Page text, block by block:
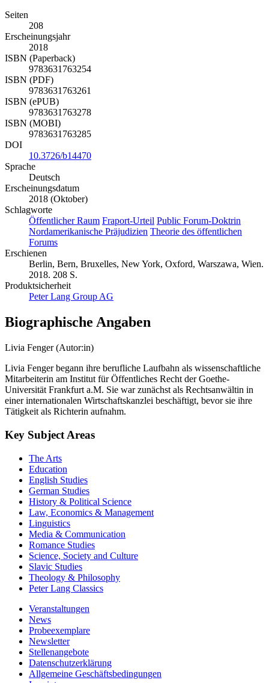
Seiten
208
Erscheinungsjahr
2018
ISBN (Paperback)
9783631763254
ISBN (PDF)
9783631763261
ISBN (ePUB)
9783631763278
ISBN (MOBI)
9783631763285
DOI
10.3726/b14470
Sprache
Deutsch
Erscheinungsdatum
2018 (Oktober)
Schlagworte
Öffentlicher Raum Fraport-Urteil Public Forum-Doktrin
Nordamerikanische Präjudizien Theorie des öffentlichen
Forums
Erschienen
Berlin, Bern, Bruxelles, New York, Oxford, Warszawa, Wien.
2018. 208 S.
Produktsicherheit
Peter Lang Group AG
Biographische Angaben
Livia Fenger (Autor:in)
Livia Fenger begann ihre berufliche Laufbahn als wissenschaftliche
Mitarbeiterin am Institut für Öffentliches Recht der Goethe-
Universität Frankfurt a.M. Sie war zunächst als Rechtsanwältin in
einer internationalen Wirtschaftskanzlei beschäftigt, bevor sie ihre
Tätigkeit als Richterin aufnahm.
Key Subject Areas
The Arts
Education
English Studies
German Studies
History & Political Science
Law, Economics & Management
Linguistics
Media & Communication
Romance Studies
Science, Society and Culture
Slavic Studies
Theology & Philosophy
Peter Lang Classics
Veranstaltungen
News
Probeexemplare
Newsletter
Stellenangebote
Datenschutzerklärung
Allgemeine Geschäftsbedingungen